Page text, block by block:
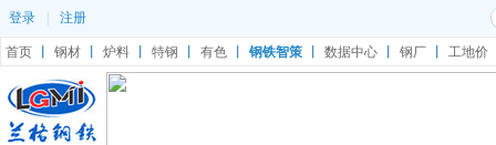
登录 注册
首页 钢材 炉料 特钢 有色 钢铁智策 数据中心 钢厂 工地价